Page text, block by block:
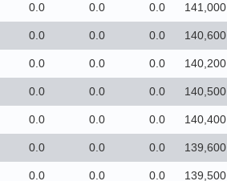
0.0 0.0 0.0 141,000
0.0 0.0 0.0 140,600
0.0 0.0 0.0 140,200
0.0 0.0 0.0 140,500
0.0 0.0 0.0 140,400
0.0 0.0 0.0 139,600
0.0 0.0 0.0 139,500